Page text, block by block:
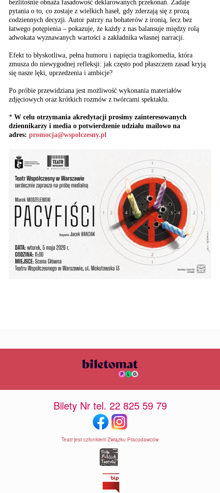
bezlitośnie obnaża fasadowość deklarowanych przekonań. Zadaje
pytania o to, co zostaje z wielkich haseł, gdy zderzają się z prozą
codziennych decyzji. Autor patrzy na bohaterów z ironią, lecz bez
łatwego potępienia – pokazuje, że każdy z nas balansuje między rolą
adwokata wyznawanych wartości a zakładnika własnej narracji.
Efekt to błyskotliwa, pełna humoru i napięcia tragikomedia, która
zmusza do niewygodnej refleksji: jak często pod płaszczem zasad kryją
się nasze lęki, uprzedzenia i ambicje?
Po próbie przewidziana jest możliwość wykonania materiałów
zdjęciowych oraz krótkich rozmów z twórcami spektaklu.
* W celu otrzymania akredytacji prosimy zainteresowanych
dziennikarzy i media o potwierdzenie udziału mailowo na
adres: promocja@wspolczesny.pl
Bilety Nr tel. 22 825 59 79
Teatr jest członkiem Związku Pracodawców